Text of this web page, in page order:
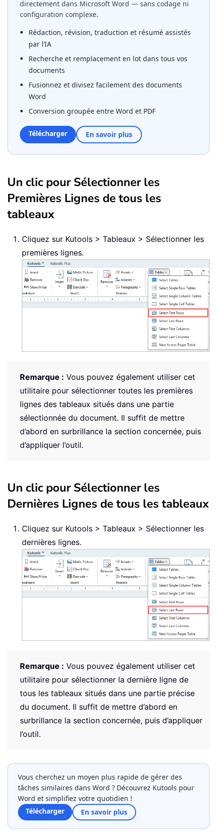
directement dans Microsoft Word — sans codage ni
configuration complexe.
Rédaction, révision, traduction et résumé assistés
par l’IA
Recherche et remplacement en lot dans tous vos
documents
Fusionnez et divisez facilement des documents
Word
Conversion groupée entre Word et PDF
Télécharger En savoir plus
Un clic pour Sélectionner les
Premières Lignes de tous les
tableaux
Cliquez sur Kutools > Tableaux > Sélectionner les
premières lignes.
Remarque : Vous pouvez également utiliser cet
utilitaire pour sélectionner toutes les premières
lignes des tableaux situés dans une partie
sélectionnée du document. Il suffit de mettre
d’abord en surbrillance la section concernée, puis
d’appliquer l’outil.
Un clic pour Sélectionner les
Dernières Lignes de tous les tableaux
Cliquez sur Kutools > Tableaux > Sélectionner les
dernières lignes.
Remarque : Vous pouvez également utiliser cet
utilitaire pour sélectionner la dernière ligne de
tous les tableaux situés dans une partie précise
du document. Il suffit de mettre d’abord en
surbrillance la section concernée, puis d’appliquer
l’outil.
Vous cherchez un moyen plus rapide de gérer des
tâches similaires dans Word ? Découvrez Kutools pour
Word et simplifiez votre quotidien !
Télécharger
En savoir plus